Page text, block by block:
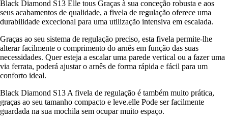
Black Diamond S13 Elle tous Graças à sua conceção robusta e aos
seus acabamentos de qualidade, a fivela de regulação oferece uma
durabilidade excecional para uma utilização intensiva em escalada.
Graças ao seu sistema de regulação preciso, esta fivela permite-lhe
alterar facilmente o comprimento do arnês em função das suas
necessidades. Quer esteja a escalar uma parede vertical ou a fazer uma
via ferrata, poderá ajustar o arnês de forma rápida e fácil para um
conforto ideal.
Black Diamond S13 A fivela de regulação é também muito prática,
graças ao seu tamanho compacto e leve.elle Pode ser facilmente
guardada na sua mochila sem ocupar muito espaço.